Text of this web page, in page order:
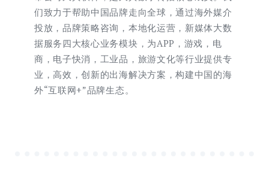
们致力于帮助中国品牌走向全球，通过海外媒介
投放，品牌策略咨询，本地化运营，新媒体大数
据服务四大核心业务模块，为APP，游戏，电
商，电子快消，工业品，旅游文化等行业提供专
业，高效，创新的出海解决方案，构建中国的海
外“互联网+”品牌生态。